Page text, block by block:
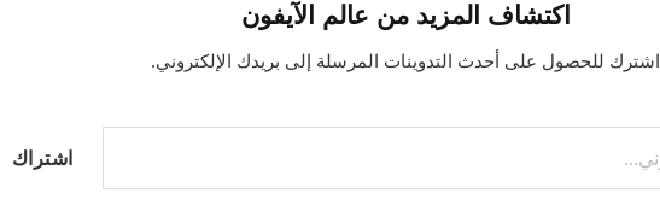
اكتشاف المزيد من عالم الآيفون
اشترك للحصول على أحدث التدوينات المرسلة إلى بريدك الإلكتروني.
اشتراك